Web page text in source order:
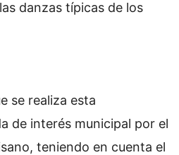
danzas típicas de los
se realiza esta
de interés municipal por el
teniendo en cuenta el